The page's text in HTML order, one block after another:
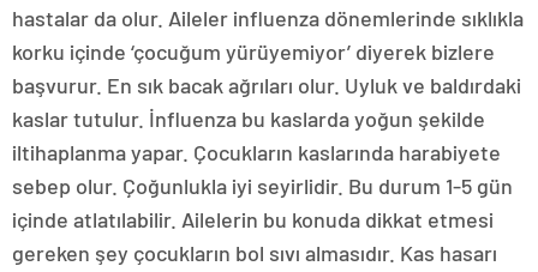
hastalar da olur. Aileler influenza dönemlerinde sıklıkla
korku içinde ‘çocuğum yürüyemiyor’ diyerek bizlere
başvurur. En sık bacak ağrıları olur. Uyluk ve baldırdaki
kaslar tutulur. İnfluenza bu kaslarda yoğun şekilde
iltihaplanma yapar. Çocukların kaslarında harabiyete
sebep olur. Çoğunlukla iyi seyirlidir. Bu durum 1-5 gün
içinde atlatılabilir. Ailelerin bu konuda dikkat etmesi
gereken şey çocukların bol sıvı almasıdır. Kas hasarı